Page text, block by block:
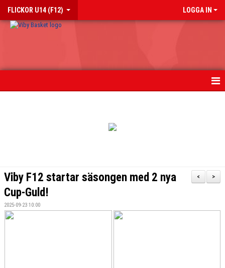
FLICKOR U14 (F12) LOGGA IN
TRUPPEN
BILDGALLERI
>
<
Viby F12 startar säsongen med 2 nya
Cup-Guld!
2025-09-23 10:00